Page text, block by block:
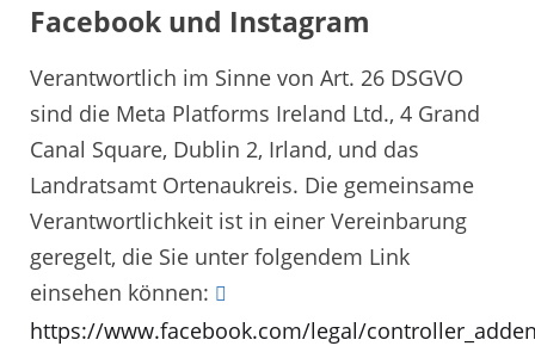
Facebook und Instagram
Verantwortlich im Sinne von Art. 26 DSGVO
sind die Meta Platforms Ireland Ltd., 4 Grand
Canal Square, Dublin 2, Irland, und das
Landratsamt Ortenaukreis. Die gemeinsame
Verantwortlichkeit ist in einer Vereinbarung
geregelt, die Sie unter folgendem Link
einsehen können:
https://www.facebook.com/legal/